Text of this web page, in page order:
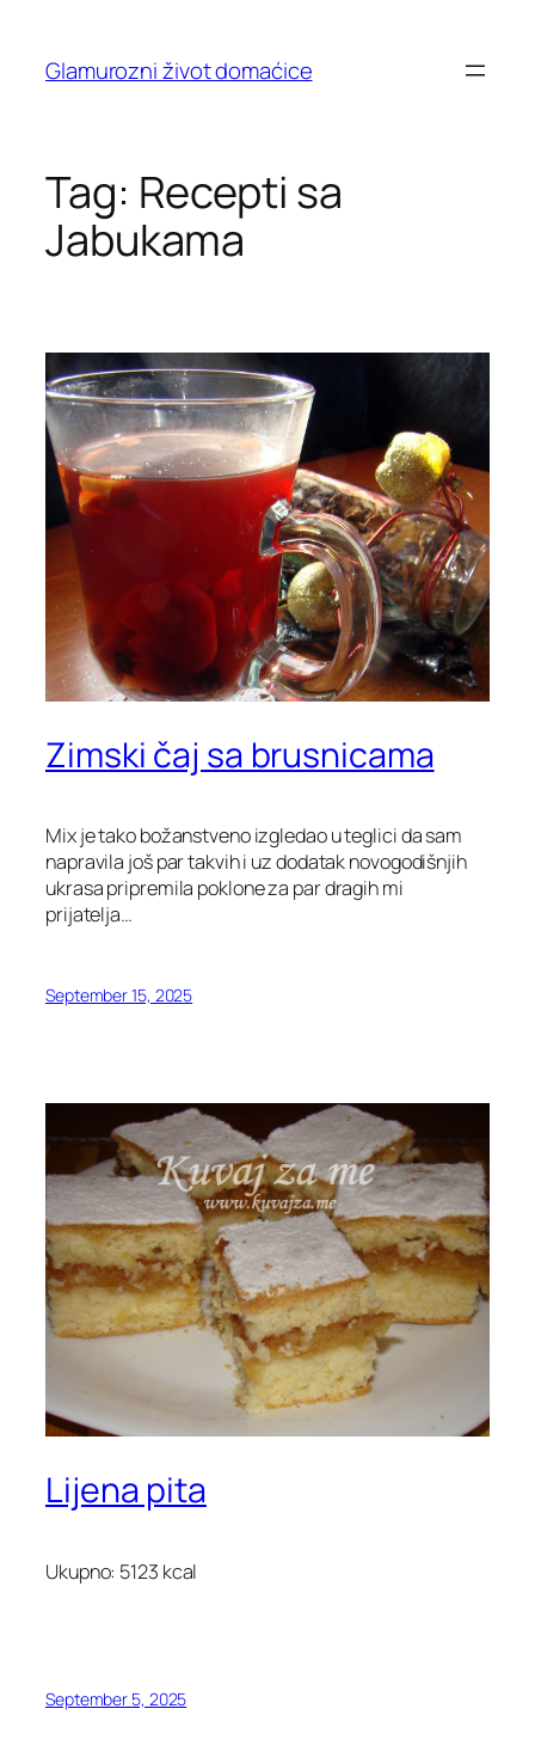
content
Glamurozni život domaćice
Tag: Recepti sa
Jabukama
Zimski čaj sa brusnicama
Mix je tako božanstveno izgledao u teglici da sam
napravila još par takvih i uz dodatak novogodišnjih
ukrasa pripremila poklone za par dragih mi
prijatelja…
September 15, 2025
Lijena pita
Ukupno: 5123 kcal
September 5, 2025